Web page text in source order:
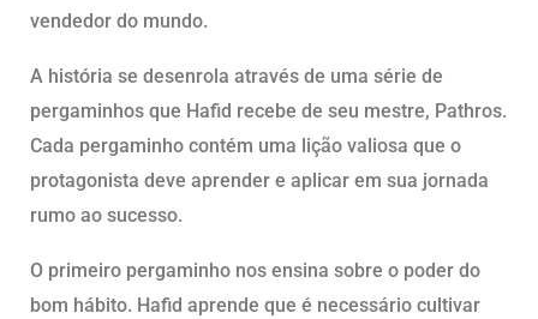
vendedor do mundo.
A história se desenrola através de uma série de
pergaminhos que Hafid recebe de seu mestre, Pathros.
Cada pergaminho contém uma lição valiosa que o
protagonista deve aprender e aplicar em sua jornada
rumo ao sucesso.
O primeiro pergaminho nos ensina sobre o poder do
bom hábito. Hafid aprende que é necessário cultivar